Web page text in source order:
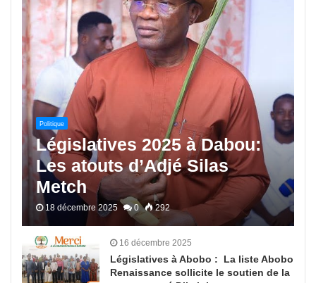
Politique
Législatives 2025 à Dabou:
Les atouts d’Adjé Silas
Metch
18 décembre 2025 0 292
16 décembre 2025
Législatives à Abobo : La liste Abobo
Renaissance sollicite le soutien de la